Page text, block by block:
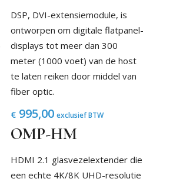
DSP, DVI-extensiemodule, is
ontworpen om digitale flatpanel-
displays tot meer dan 300
meter (1000 voet) van de host
te laten reiken door middel van
fiber optic.
€995,00 exclusief BTW
OMP-HM
HDMI 2.1 glasvezelextender die
een echte 4K/8K UHD-resolutie